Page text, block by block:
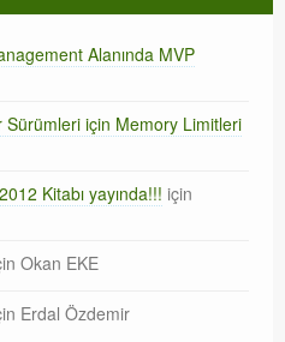
Alanında MVP
için Memory Limitleri
Kitabı yayında!!! için
Okan EKE
Erdal Özdemir